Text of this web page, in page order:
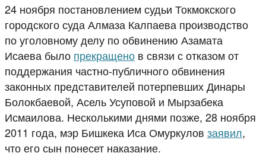
24 ноября постановлением судьи Токмокского
городского суда Алмаза Калпаева производство
по уголовному делу по обвинению Азамата
Исаева было прекращено в связи с отказом от
поддержания частно-публичного обвинения
законных представителей потерпевших Динары
Болокбаевой, Асель Усуповой и Мырзабека
Исмаилова. Несколькими днями позже, 28 ноября
2011 года, мэр Бишкека Иса Омуркулов заявил,
что его сын понесет наказание.